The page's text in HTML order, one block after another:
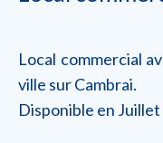
Local commercial
ville sur Cambrai.
Disponible en Juillet